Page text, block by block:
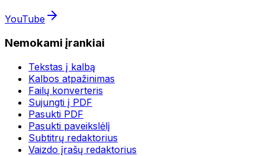
YouTube
Nemokami įrankiai
Tekstas į kalbą
Kalbos atpažinimas
Failų konverteris
Sujungti į PDF
Pasukti PDF
Pasukti paveikslėlį
Subtitrų redaktorius
Vaizdo įrašų redaktorius